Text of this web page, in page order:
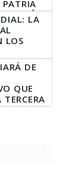
PATRIA
LA
LOS
SERDE
QUE